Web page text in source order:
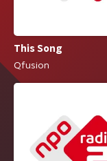
This Song
Qfusion